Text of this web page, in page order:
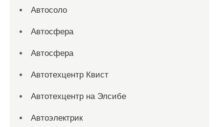
Автосоло
Автосфера
Автосфера
Автотехцентр Квист
Автотехцентр на Элсибе
Автоэлектрик